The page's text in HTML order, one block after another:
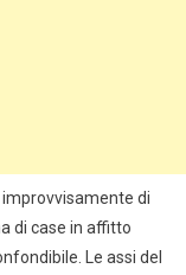
di
di case in affitto
Le assi del